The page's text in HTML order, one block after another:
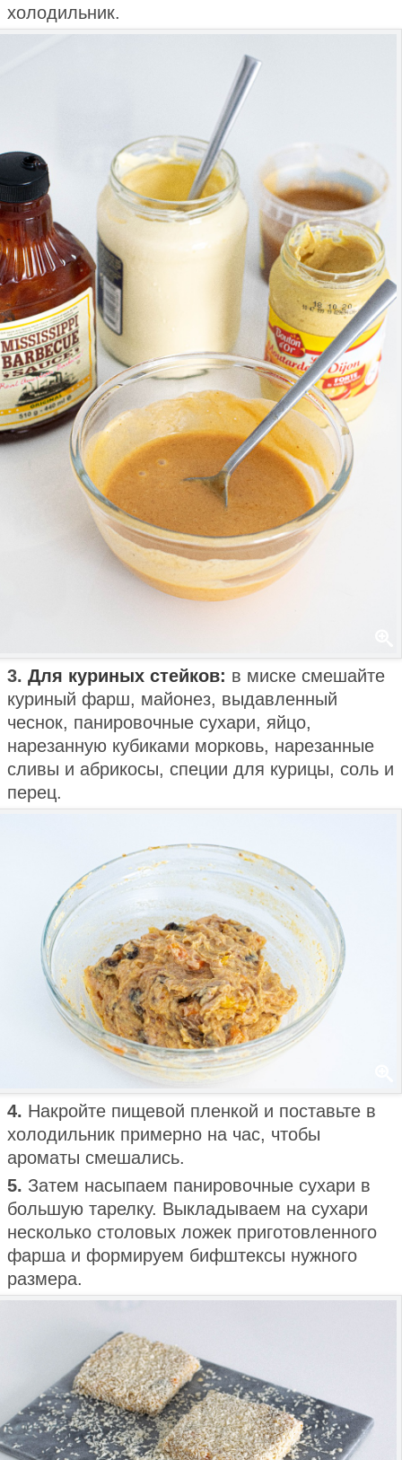
холодильник.
3. Для куриных стейков: в миске смешайте
куриный фарш, майонез, выдавленный
чеснок, панировочные сухари, яйцо,
нарезанную кубиками морковь, нарезанные
сливы и абрикосы, специи для курицы, соль и
перец.
4. Накройте пищевой пленкой и поставьте в
холодильник примерно на час, чтобы
ароматы смешались.
5. Затем насыпаем панировочные сухари в
большую тарелку. Выкладываем на сухари
несколько столовых ложек приготовленного
фарша и формируем бифштексы нужного
размера.